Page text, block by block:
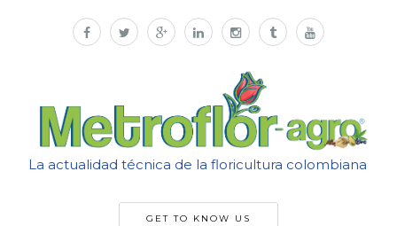
La actualidad técnica de la floricultura colombiana
GET TO KNOW US